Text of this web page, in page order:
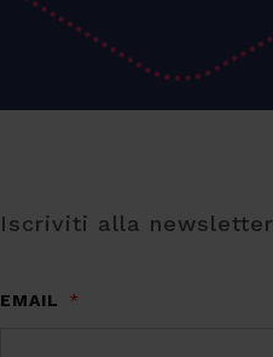
Iscriviti alla newsletter
EMAIL *